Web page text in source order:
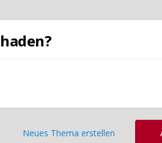
Neues Thema erstellen